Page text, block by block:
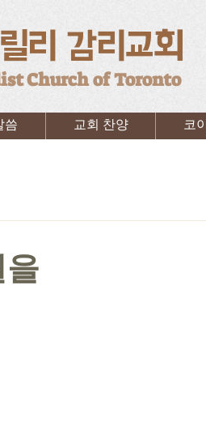
리 감리교회
Church of Toronto
씀 교회 찬양 코